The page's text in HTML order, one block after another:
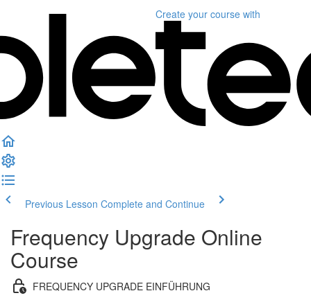
Create your course with
Previous Lesson Complete and Continue
Frequency Upgrade Online
Course
FREQUENCY UPGRADE EINFÜHRUNG